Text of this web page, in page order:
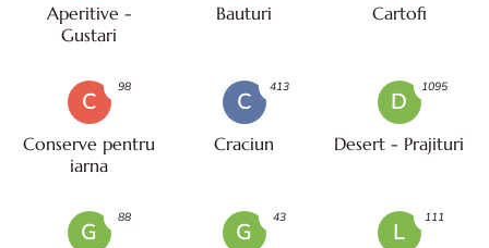
Aperitive -
Gustari
Bauturi Cartofi
C
Conserve pentru
iarna
98
C
Craciun
413
D
Desert - Prajituri
1095
G
88
G
43
L
111